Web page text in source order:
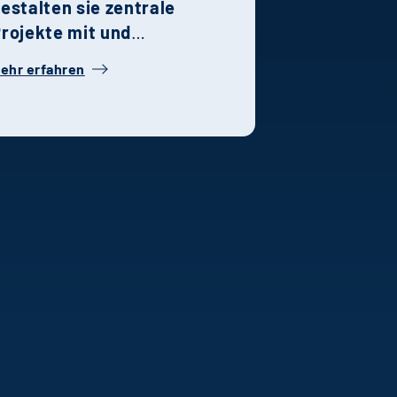
sie zentrale
mit und
Kräften in
Ihre
erfahren